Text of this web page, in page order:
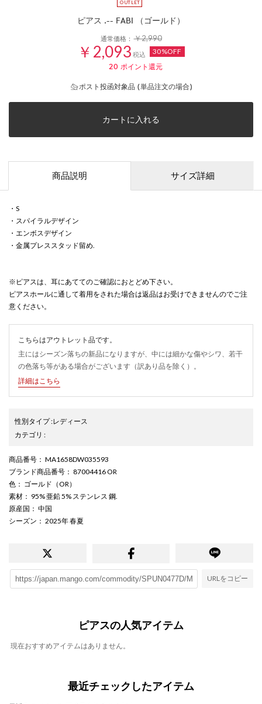
ピアス .-- FABI （ゴールド）
通常価格：￥2,990
￥2,093 税込 30%OFF
20 ポイント還元
ポスト投函対象品 (単品注文の場合)
カートに入れる
商品説明 サイズ詳細
・S
・スパイラルデザイン
・エンボスデザイン
・金属プレススタッド留め.
※ピアスは、耳にあててのご確認におとどめ下さい。
ピアスホールに通して着用をされた場合は返品はお受けできませんのでご注
意ください。
こちらはアウトレット品です。
主にはシーズン落ちの新品になりますが、中には細かな傷やシワ、若干
の色落ち等がある場合がございます（訳あり品を除く）。
詳細はこちら
性別タイプ:レディース
カテゴリ :
商品番号 ： MA1658DW035593
ブランド商品番号 ： 87004416 OR
色 ： ゴールド（OR）
素材 ： 95% 亜鉛 5% ステンレス 鋼.
原産国 ： 中国
シーズン ： 2025年 春夏
URLをコピー
ピアスの人気アイテム
現在おすすめアイテムはありません。
最近チェックしたアイテム